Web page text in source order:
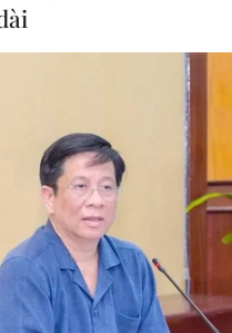
bắt đầu tiến trình
có trị giá khoảng 1,7
bằng số tiền chiếm
đó có một máy bay
cổ vật và bất động sản
bắt đầu tiến trình
chuyển cho Kuala